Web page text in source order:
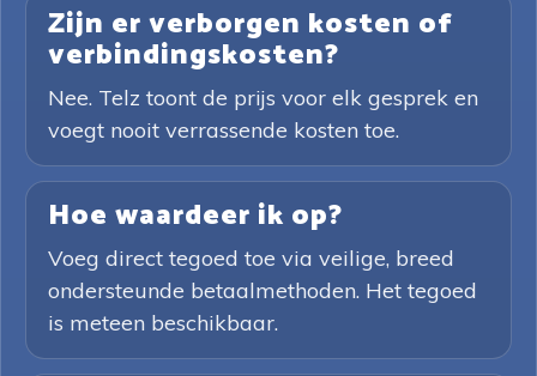
Zijn er verborgen kosten of
verbindingskosten?
Nee. Telz toont de prijs voor elk gesprek en
voegt nooit verrassende kosten toe.
Hoe waardeer ik op?
Voeg direct tegoed toe via veilige, breed
ondersteunde betaalmethoden. Het tegoed
is meteen beschikbaar.